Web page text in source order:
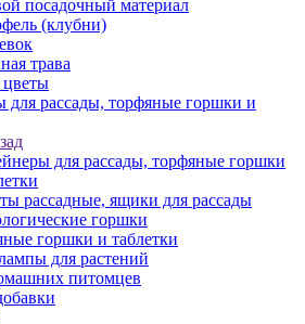
посадочный материал
(клубни)
трава
для рассады, торфяные горшки и
для рассады, торфяные горшки
рассадные, ящики для рассады
горшки
горшки и таблетки
для растений
питомцев